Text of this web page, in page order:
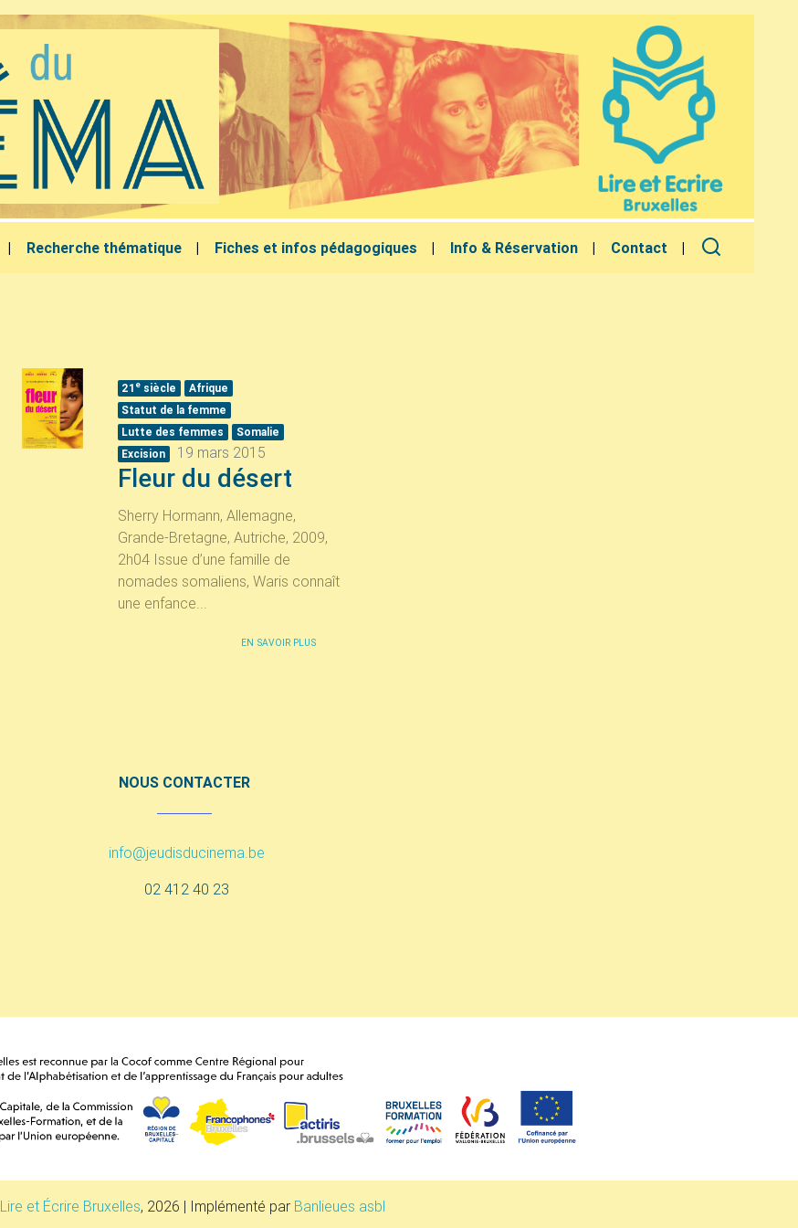
Recherche thématique Fiches et infos pédagogiques Info & Réservation Contact
21 e siècle
Afrique
Statut de la femme
Lutte des femmes
Somalie
Excision
19 mars 2015
Fleur du désert
Sherry Hormann, Allemagne,
Grande-Bretagne, Autriche, 2009,
2h04 Issue d’une famille de
nomades somaliens, Waris connaît
une enfance...
EN SAVOIR PLUS
NOUS CONTACTER
info@jeudisducinema.be
02 412 40 23
Lire et Écrire Bruxelles, 2026 | Implémenté par Banlieues asbl